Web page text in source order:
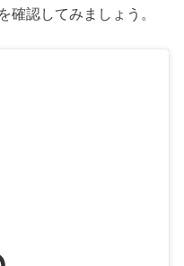
確認してみましょう。